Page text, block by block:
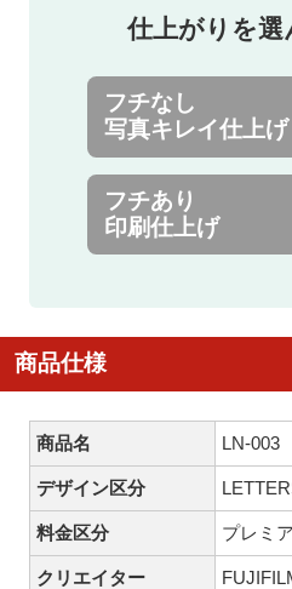
仕上がりを選
フチなし
写真キレイ仕上げ
フチあり
印刷仕上げ
商品仕様
商品名 LN-003
デザイン区分
料金区分 プレミ
クリエイター